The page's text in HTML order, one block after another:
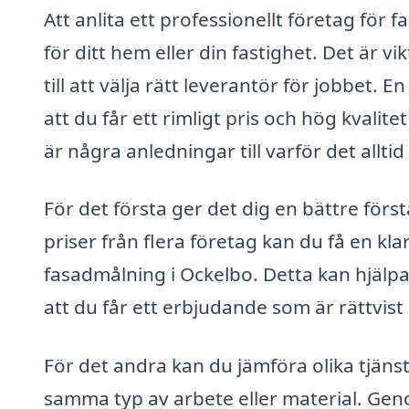
Att anlita ett professionellt företag för
för ditt hem eller din fastighet. Det är
till att välja rätt leverantör för jobbet.
att du får ett rimligt pris och hög
är några anledningar till varför det
För det första ger det dig en bättre
priser från flera företag kan du få en
fasadmålning i Ockelbo. Detta kan
att du får ett erbjudande som är
För det andra kan du jämföra olika
samma typ av arbete eller material.